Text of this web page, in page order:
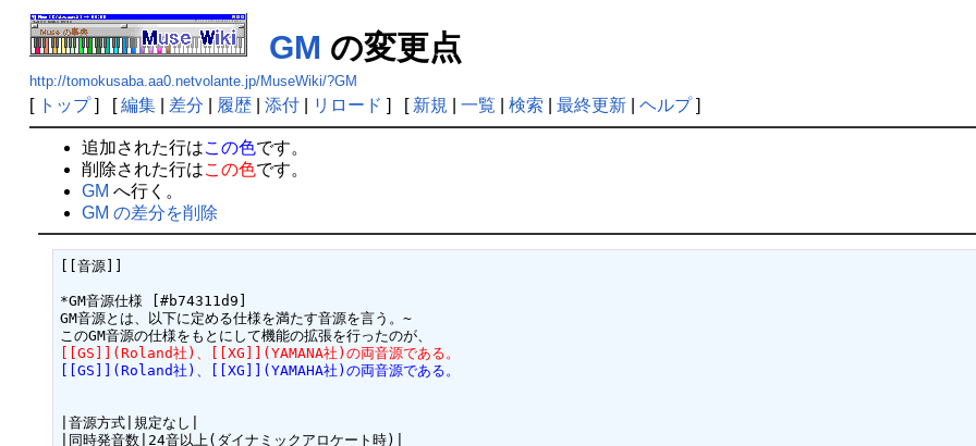
GM の変更点
http://tomokusaba.aa0.netvolante.jp/MuseWiki/?GM
[ トップ] [編集| 差分 履歴| 添付| リロード ] [ 新規 一覧 検索 最終更新| ヘルプ]
追加された行はこの色です。
削除された行はこの色です。
GM へ行く。
GM の差分を削除
[[音源]]
*GM音源仕様 [#b74311d9]
GM音源とは、以下に定める仕様を満たす音源を言う。~
[[GS]](Roland社)、[[XG]](YAMANA社)の両音源である。
[[GS]](Roland社)、[[XG]](YAMAHA社)の両音源である。
|音源方式|規定なし|
|同時発音数|24音以上(ダイナミックアロケート時)|